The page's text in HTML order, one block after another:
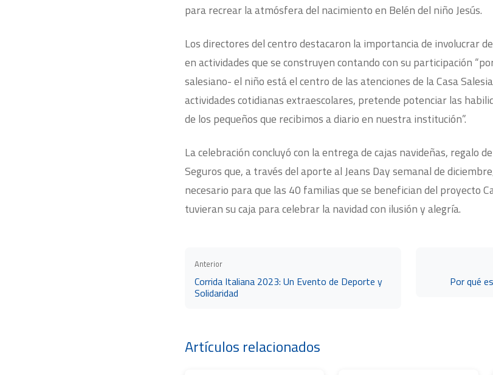
para recrear la atmósfera del nacimiento en Belén del niño Jesús.
Los directores del centro destacaron la importancia de involucrar
en actividades que se construyen contando con su participación
salesiano- el niño está el centro de las atenciones de la Casa
actividades cotidianas extraescolares, pretende potenciar las
de los pequeños que recibimos a diario en nuestra institución”.
La celebración concluyó con la entrega de cajas navideñas, regalo
Seguros que, a través del aporte al Jeans Day semanal de
necesario para que las 40 familias que se benefician del proyecto
tuvieran su caja para celebrar la navidad con ilusión y alegría.
Anterior
Corrida Italiana 2023: Un Evento de Deporte y
Solidaridad
Por qué
Artículos relacionados